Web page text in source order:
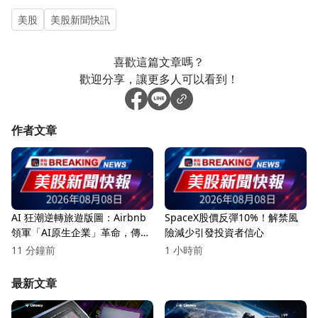
美股 美股新聞快訊
喜歡這篇文章嗎？
歡迎分享，讓更多人可以看到！
作者文章
AI 狂潮逆轉旅遊版圖：Airbnb
領軍「AI原生企業」革命，傳統
飯店壓力山大
11 分鐘前
SpaceX股價反彈10%！解禁風
險減少引發投資者信心
1 小時前
最新文章